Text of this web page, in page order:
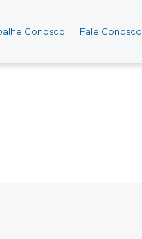
Conosco Fale Conosco